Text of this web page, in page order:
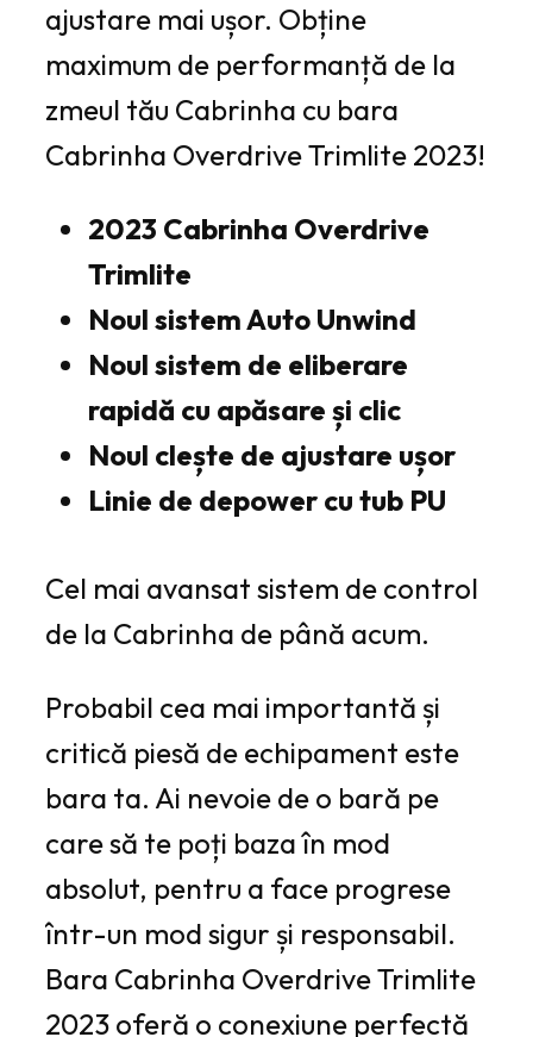
ajustare mai ușor. Obține
maximum de performanță de la
zmeul tău Cabrinha cu bara
Cabrinha Overdrive Trimlite 2023!
2023 Cabrinha Overdrive
Trimlite
Noul sistem Auto Unwind
Noul sistem de eliberare
rapidă cu apăsare și clic
Noul clește de ajustare ușor
Linie de depower cu tub PU
Cel mai avansat sistem de control
de la Cabrinha de până acum.
Probabil cea mai importantă și
critică piesă de echipament este
bara ta. Ai nevoie de o bară pe
care să te poți baza în mod
absolut, pentru a face progrese
într-un mod sigur și responsabil.
Bara Cabrinha Overdrive Trimlite
2023 oferă o conexiune perfectă